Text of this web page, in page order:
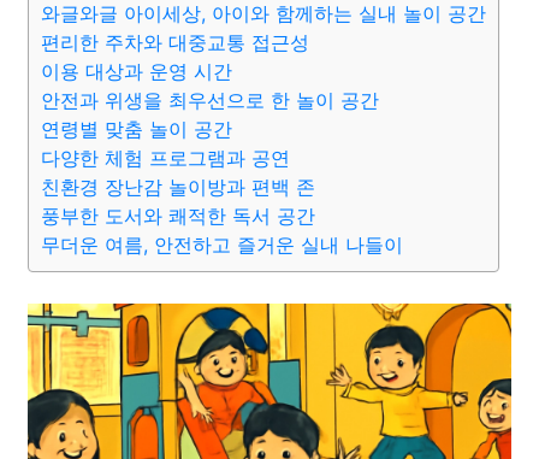
요리 상품리뷰 원예 금융 게임 스포츠 사진
대출 자동차 취미 여행 맛집 IT
종교 사회 정치 건강 의료
부동산 외국어 교육 교통 생활
와글와글 아이세상, 아이와 함께하는 실내 놀이 공간
편리한 주차와 대중교통 접근성
이용 대상과 운영 시간
안전과 위생을 최우선으로 한 놀이 공간
연령별 맞춤 놀이 공간
다양한 체험 프로그램과 공연
친환경 장난감 놀이방과 편백 존
풍부한 도서와 쾌적한 독서 공간
무더운 여름, 안전하고 즐거운 실내 나들이